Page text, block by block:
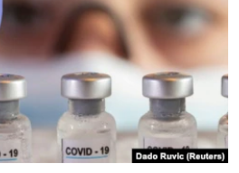
STANDARTLARIMIZ